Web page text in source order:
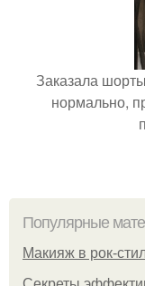
Заказала
нормально,
Популярные
Макияж в рок-